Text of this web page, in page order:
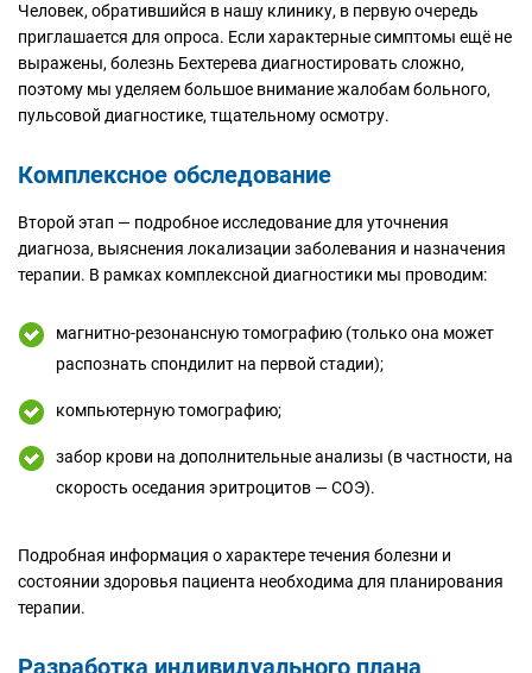
Человек, обратившийся в нашу клинику, в первую очередь
приглашается для опроса. Если характерные симптомы ещё не
выражены, болезнь Бехтерева диагностировать сложно,
поэтому мы уделяем большое внимание жалобам больного,
пульсовой диагностике, тщательному осмотру.
Комплексное обследование
Второй этап — подробное исследование для уточнения
диагноза, выяснения локализации заболевания и назначения
терапии. В рамках комплексной диагностики мы проводим:
магнитно-резонансную томографию (только она может
распознать спондилит на первой стадии);
компьютерную томографию;
забор крови на дополнительные анализы (в частности, на
скорость оседания эритроцитов — СОЭ).
Подробная информация о характере течения болезни и
состоянии здоровья пациента необходима для планирования
терапии.
Разработка индивидуального плана